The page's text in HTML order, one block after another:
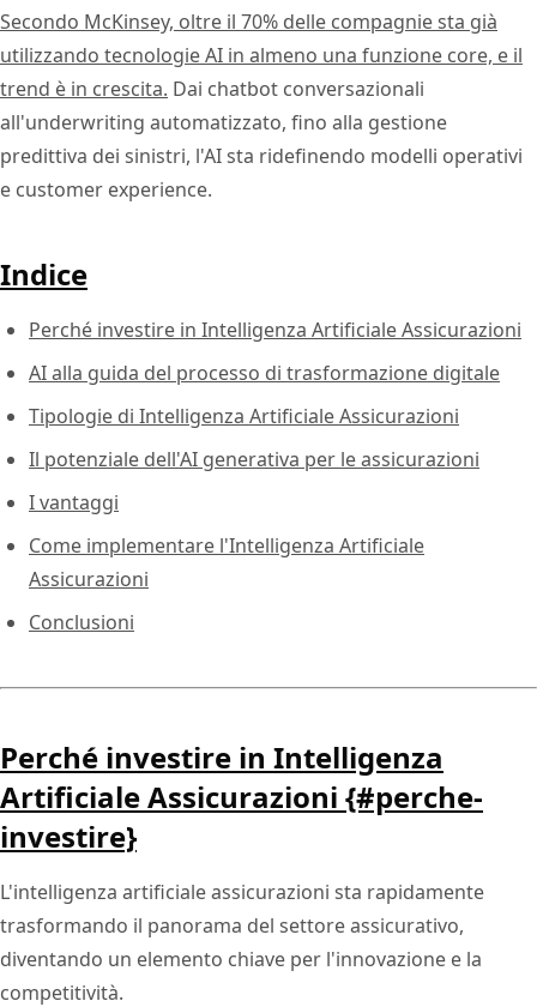
Secondo McKinsey, oltre il 70% delle compagnie sta già
utilizzando tecnologie AI in almeno una funzione core, e il
trend è in crescita. Dai chatbot conversazionali
all'underwriting automatizzato, fino alla gestione
predittiva dei sinistri, l'AI sta ridefinendo modelli operativi
e customer experience.
Indice
Perché investire in Intelligenza Artificiale Assicurazioni
AI alla guida del processo di trasformazione digitale
Tipologie di Intelligenza Artificiale Assicurazioni
Il potenziale dell'AI generativa per le assicurazioni
I vantaggi
Come implementare l'Intelligenza Artificiale
Assicurazioni
Conclusioni
Perché investire in Intelligenza
Artificiale Assicurazioni {#perche-
investire}
L'intelligenza artificiale assicurazioni sta rapidamente
trasformando il panorama del settore assicurativo,
diventando un elemento chiave per l'innovazione e la
competitività.